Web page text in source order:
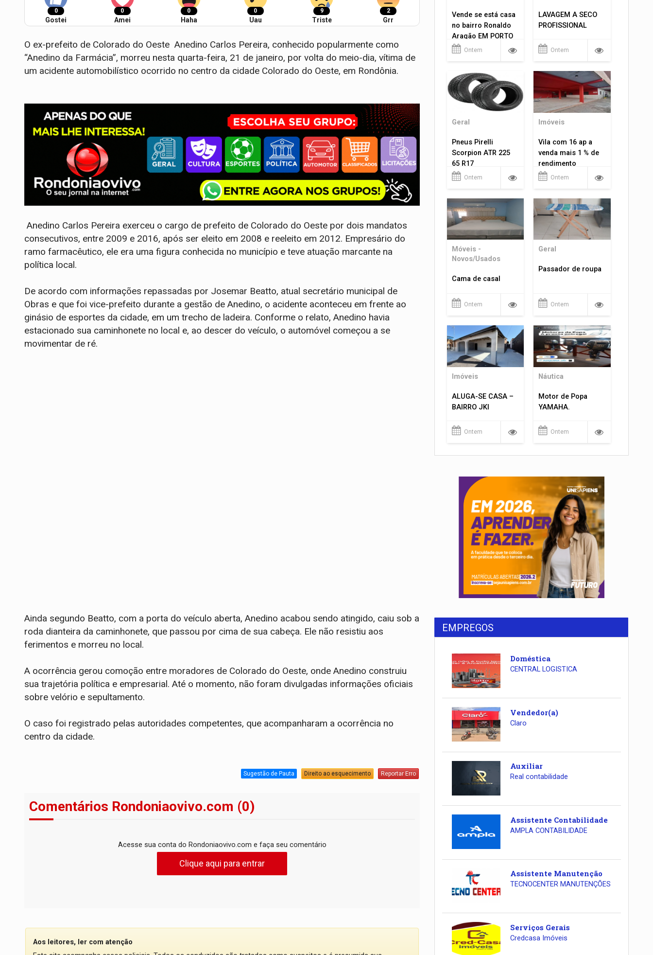
0
Gostei
0
Amei
0
Haha
0
Uau
9
Triste
2
Grr
O ex-prefeito de Colorado do Oeste Anedino Carlos Pereira, conhecido popularmente como
“Anedino da Farmácia”, morreu nesta quarta-feira, 21 de janeiro, por volta do meio-dia, vítima de
um acidente automobilístico ocorrido no centro da cidade Colorado do Oeste, em Rondônia.
Anedino Carlos Pereira exerceu o cargo de prefeito de Colorado do Oeste por dois mandatos
consecutivos, entre 2009 e 2016, após ser eleito em 2008 e reeleito em 2012. Empresário do
ramo farmacêutico, ele era uma figura conhecida no município e teve atuação marcante na
política local.
De acordo com informações repassadas por Josemar Beatto, atual secretário municipal de
Obras e que foi vice-prefeito durante a gestão de Anedino, o acidente aconteceu em frente ao
ginásio de esportes da cidade, em um trecho de ladeira. Conforme o relato, Anedino havia
estacionado sua caminhonete no local e, ao descer do veículo, o automóvel começou a se
movimentar de ré.
Ainda segundo Beatto, com a porta do veículo aberta, Anedino acabou sendo atingido, caiu sob a
roda dianteira da caminhonete, que passou por cima de sua cabeça. Ele não resistiu aos
ferimentos e morreu no local.
A ocorrência gerou comoção entre moradores de Colorado do Oeste, onde Anedino construiu
sua trajetória política e empresarial. Até o momento, não foram divulgadas informações oficiais
sobre velório e sepultamento.
O caso foi registrado pelas autoridades competentes, que acompanharam a ocorrência no
centro da cidade.
Sugestão de Pauta Direito ao esquecimento Reportar Erro
Comentários Rondoniaovivo.com (0)
Acesse sua conta do Rondoniaovivo.com e faça seu comentário
Clique aqui para entrar
Aos leitores, ler com atenção
Vende se está casa
no bairro Ronaldo
Aragão EM PORTO
VELHO RO.
Ontem
LAVAGEM A SECO
PROFISSIONAL
Ontem
Geral
Pneus Pirelli
Scorpion ATR 225
65 R17
Ontem
Imóveis
Vila com 16 ap a
venda mais 1 % de
rendimento
Ontem
Móveis -
Novos/Usados
Cama de casal
Ontem
Geral
Passador de roupa
Ontem
Imóveis
ALUGA-SE CASA –
BAIRRO JKI
Ontem
Náutica
Motor de Popa
YAMAHA.
Ontem
EMPREGOS
Doméstica
CENTRAL LOGISTICA
Vendedor(a)
Claro
Auxiliar
Real contabilidade
Assistente Contabilidade
AMPLA CONTABILIDADE
Assistente Manutenção
TECNOCENTER MANUTENÇÕES
Serviços Gerais
Credcasa Imóveis